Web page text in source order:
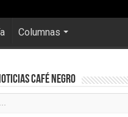
Columnas
Café Negro